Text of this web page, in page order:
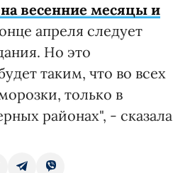
весенние месяцы и
апреля следует
Но это
таким, что во всех
только в
районах", - сказала